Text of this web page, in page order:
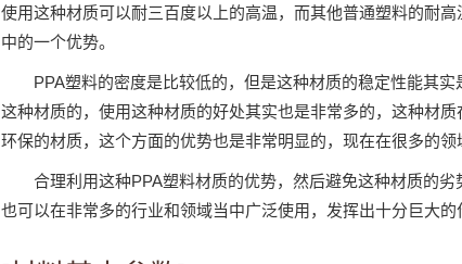
使用这种材质可以耐三百度以上的高温，而其他普通塑料的耐
中的一个优势。
PPA塑料的密度是比较低的，但是这种材质的稳定性能其
这种材质的，使用这种材质的好处其实也是非常多的，这种材
环保的材质，这个方面的优势也是非常明显的，现在在很多的
合理利用这种PPA塑料材质的优势，然后避免这种材质的
也可以在非常多的行业和领域当中广泛使用，发挥出十分巨大的